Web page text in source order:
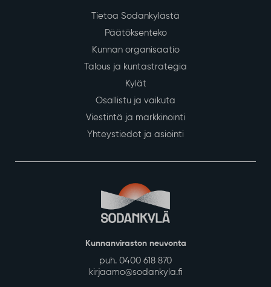
Tietoa Sodankylästä
Päätöksenteko
Kunnan organisaatio
Talous ja kuntastrategia
Kylät
Osallistu ja vaikuta
Viestintä ja markkinointi
Yhteystiedot ja asiointi
Kunnanviraston neuvonta
puh. 0400 618 870
kirjaamo@sodankyla.fi